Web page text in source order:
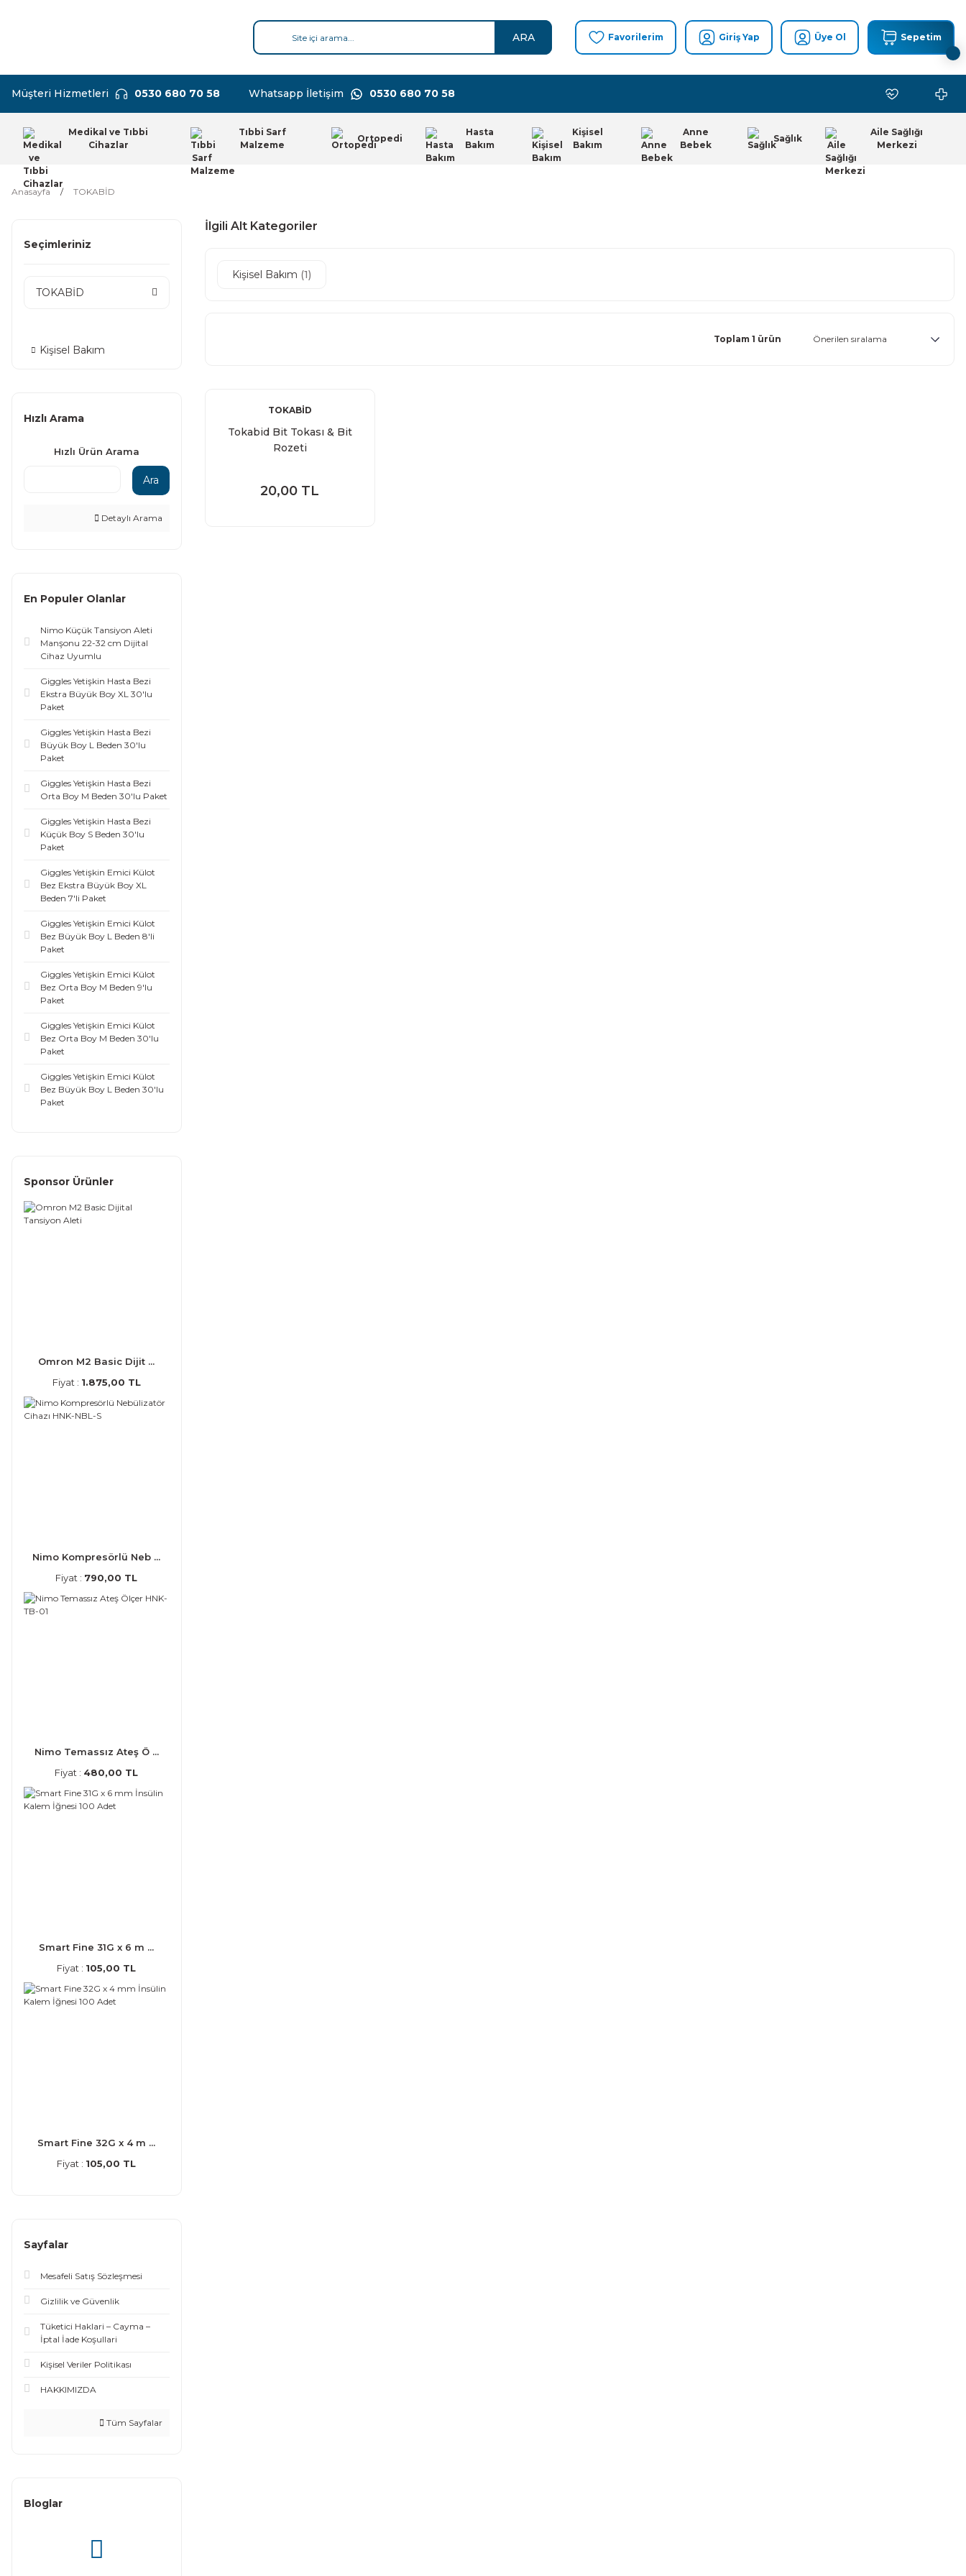
ARA Favorilerim Giriş Yap Üye Ol Sepetim
Müşteri Hizmetleri 0530 680 70 58 Whatsapp İletişim 0530 680 70 58
Medikal ve Tıbbi
Cihazlar
Tıbbi Sarf
Malzeme
Ortopedi
Hasta
Bakım
Kişisel
Bakım
Anne
Bebek
Sağlık
Aile Sağlığı
Merkezi
Anasayfa TOKABİD
Seçimleriniz
TOKABİD
Kişisel Bakım
Hızlı Arama
Hızlı Ürün Arama
Ara
Detaylı Arama
En Populer Olanlar
Nimo Küçük Tansiyon Aleti
Manşonu 22-32 cm Dijital
Cihaz Uyumlu
Giggles Yetişkin Hasta Bezi
Ekstra Büyük Boy XL 30'lu
Paket
Giggles Yetişkin Hasta Bezi
Büyük Boy L Beden 30'lu
Paket
Giggles Yetişkin Hasta Bezi
Orta Boy M Beden 30'lu Paket
Giggles Yetişkin Hasta Bezi
Küçük Boy S Beden 30'lu
Paket
Giggles Yetişkin Emici Külot
Bez Ekstra Büyük Boy XL
Beden 7'li Paket
Giggles Yetişkin Emici Külot
Bez Büyük Boy L Beden 8'li
Paket
Giggles Yetişkin Emici Külot
Bez Orta Boy M Beden 9'lu
Paket
Giggles Yetişkin Emici Külot
Bez Orta Boy M Beden 30'lu
Paket
Giggles Yetişkin Emici Külot
Bez Büyük Boy L Beden 30'lu
Paket
Sponsor Ürünler
Omron M2 Basic Dijit ...
Fiyat : 1.875,00 TL
Nimo Kompresörlü Neb ...
Fiyat : 790,00 TL
Nimo Temassız Ateş Ö ...
Fiyat : 480,00 TL
Smart Fine 31G x 6 m ...
Fiyat : 105,00 TL
Smart Fine 32G x 4 m ...
Fiyat : 105,00 TL
Sayfalar
Mesafeli Satış Sözleşmesi
Gizlilik ve Güvenlik
Tüketici Haklari – Cayma –
İptal İade Koşullari
Kişisel Veriler Politikası
HAKKIMIZDA
Tüm Sayfalar
Bloglar
İlgili Alt Kategoriler
Kişisel Bakım (1)
Toplam 1 ürün
TOKABİD
Tokabid Bit Tokası & Bit
Rozeti
20,00 TL